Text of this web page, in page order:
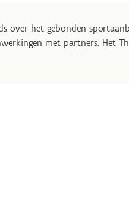
over het gebonden
met partners. Het